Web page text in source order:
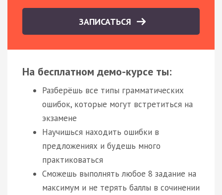
ЗАПИСАТЬСЯ
На бесплатном демо-курсе ты:
Разберёшь все типы грамматических
ошибок, которые могут встретиться на
экзамене
Научишься находить ошибки в
предложениях и будешь много
практиковаться
Сможешь выполнять любое 8 задание на
максимум и не терять баллы в сочинении